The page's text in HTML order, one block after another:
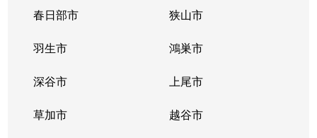
春日部市 狭山市
羽生市 鴻巣市
深谷市 上尾市
草加市 越谷市